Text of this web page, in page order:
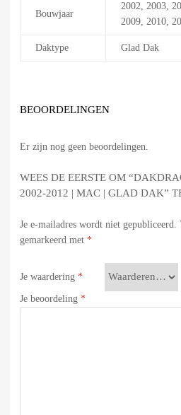
Bouwjaar
2002, 2003,
2009, 2010,
Daktype Glad Dak
BEOORDELINGEN
Er zijn nog geen beoordelingen.
WEES DE EERSTE OM
2002-2012 | MAC | GLAD DAK”
Je e-mailadres wordt niet gepubliceerd.
gemarkeerd met *
Je waardering *
Je beoordeling *